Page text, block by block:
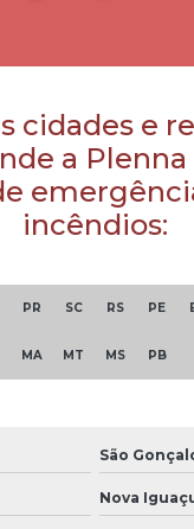
cidades e
a
incêndios:
PR SC RS PE
MA MT MS PB
São
Nova